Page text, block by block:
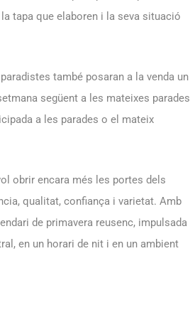
tapa que elaboren i la seva situació
també posaran a la venda un
següent a les mateixes parades
a les parades o el mateix
obrir encara més les portes dels
qualitat, confiança i varietat. Amb
de primavera reusenc, impulsada
en un horari de nit i en un ambient